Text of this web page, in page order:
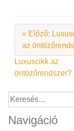
« Előző:
az
navigáció
Luxuscikk az
öntözőrendszer?
Keresés:
Navigáció